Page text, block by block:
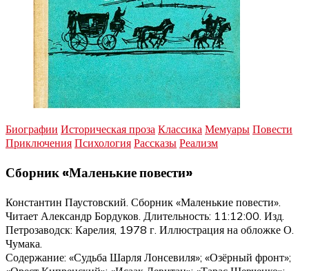
Биографии Историческая проза Классика Мемуары Повести
Приключения Психология Рассказы Реализм
Сборник «Маленькие повести»
Константин Паустовский. Сборник «Маленькие повести».
Читает Александр Бордуков. Длительность: 11:12:00. Изд.
Петрозаводск: Карелия, 1978 г. Иллюстрация на обложке О.
Чумака.
Содержание: «Судьба Шарля Лонсевиля»; «Озёрный фронт»;